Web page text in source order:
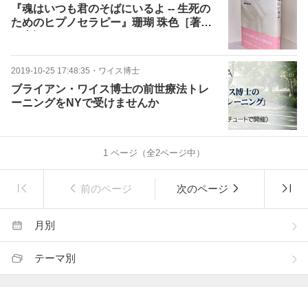
『魂はいつも君のそばにいるよ -- 生死の
ためのヒプノセラピー』珊瑚 珠色［著］
2019-10-25 17:48:35 ・ ワイス博士
ブライアン・ワイス博士の前世療法トレ
ーニングをNYで受けませんか
1 ページ（全2ページ中）
前のページ 次のページ
月別
テーマ別